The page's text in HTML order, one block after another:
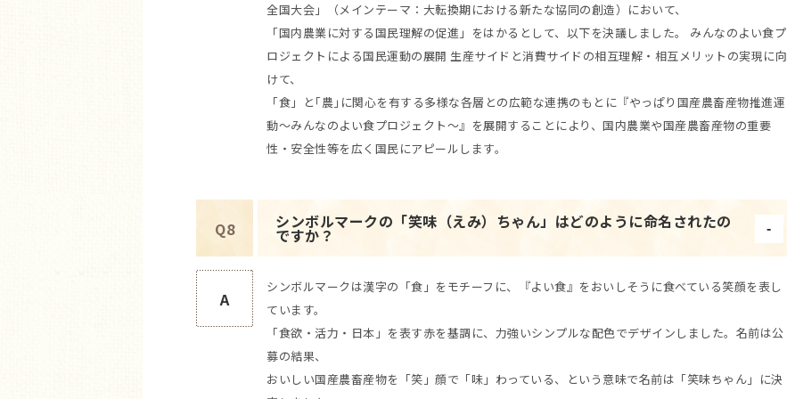
全国大会」（メインテーマ：大転換期における新たな協同の創造）において、
「国内農業に対する国民理解の促進」をはかるとして、以下を決議しました。 みんなのよい食プ
ロジェクトによる国民運動の展開 生産サイドと消費サイドの相互理解・相互メリットの実現に向
けて、
「食」と｢農｣に関心を有する多様な各層との広範な連携のもとに『やっぱり国産農畜産物推進運
動～みんなのよい食プロジェクト～』を展開することにより、国内農業や国産農畜産物の重要
性・安全性等を広く国民にアピールします。
Q8 シンボルマークの「笑味（えみ）ちゃん」はどのように命名されたの
ですか？
A
シンボルマークは漢字の「食」をモチーフに、『よい食』をおいしそうに食べている笑顔を表し
ています。
「食欲・活力・日本」を表す赤を基調に、力強いシンプルな配色でデザインしました。名前は公
募の結果、
おいしい国産農畜産物を「笑」顔で「味」わっている、という意味で名前は「笑味ちゃん」に決